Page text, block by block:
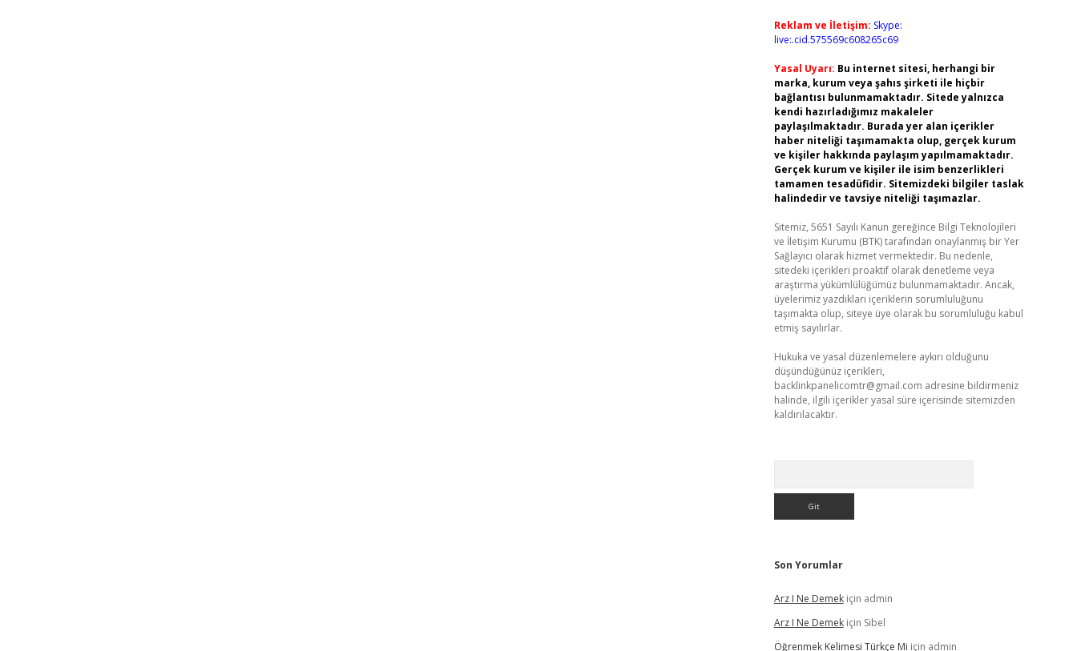
Reklam ve İletişim: Skype:
live:.cid.575569c608265c69
Yasal Uyarı: Bu internet sitesi, herhangi bir
marka, kurum veya şahıs şirketi ile hiçbir
bağlantısı bulunmamaktadır. Sitede yalnızca
kendi hazırladığımız makaleler
paylaşılmaktadır. Burada yer alan içerikler
haber niteliği taşımamakta olup, gerçek kurum
ve kişiler hakkında paylaşım yapılmamaktadır.
Gerçek kurum ve kişiler ile isim benzerlikleri
tamamen tesadüfidir. Sitemizdeki bilgiler taslak
halindedir ve tavsiye niteliği taşımazlar.
Sitemiz, 5651 Sayılı Kanun gereğince Bilgi Teknolojileri
ve İletişim Kurumu (BTK) tarafından onaylanmış bir Yer
Sağlayıcı olarak hizmet vermektedir. Bu nedenle,
sitedeki içerikleri proaktif olarak denetleme veya
araştırma yükümlülüğümüz bulunmamaktadır. Ancak,
üyelerimiz yazdıkları içeriklerin sorumluluğunu
taşımakta olup, siteye üye olarak bu sorumluluğu kabul
etmiş sayılırlar.
Hukuka ve yasal düzenlemelere aykırı olduğunu
düşündüğünüz içerikleri,
backlinkpanelicomtr@gmail.com adresine bildirmeniz
halinde, ilgili içerikler yasal süre içerisinde sitemizden
kaldırılacaktır.
Son Yorumlar
Arz I Ne Demekiçin admin
Arz I Ne Demekiçin Sibel
Öğrenmek Kelimesi Türkçe Mi için admin